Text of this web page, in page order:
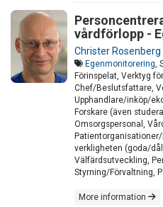
vårdförlopp -
Christer Rosenberg
Egenmonitorering,
Förinspelat, Verktyg
Chef/Beslutsfattare,
Upphandlare/inköp/
Forskare (även
Omsorgspersonal,
verkligheten (goda/
Välfärdsutveckling,
Styrning/Förvaltning,
More information